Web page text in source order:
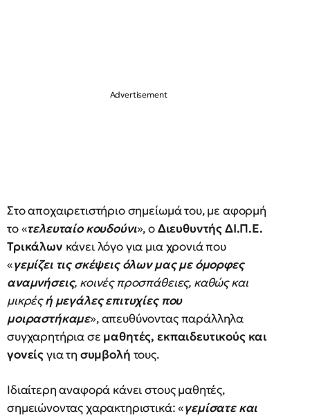
Στο αποχαιρετιστήριο σημείωμά του, με αφορμή
το «τελευταίο κουδούνι», οΔιευθυντής ΔΙ.Π.Ε.
Τρικάλων κάνει λόγο για μια χρονιά που
«γεμίζει τις σκέψεις όλων μας με όμορφες
αναμνήσεις, κοινές προσπάθειες, καθώς και
μικρέςή μεγάλες επιτυχίες που
μοιραστήκαμε», απευθύνοντας παράλληλα
συγχαρητήρια σε μαθητές, εκπαιδευτικούς και
γονείςγια τη συμβολή τους.
Ιδιαίτερη αναφορά κάνει στους μαθητές,
σημειώνοντας χαρακτηριστικά: «γεμίσατε και